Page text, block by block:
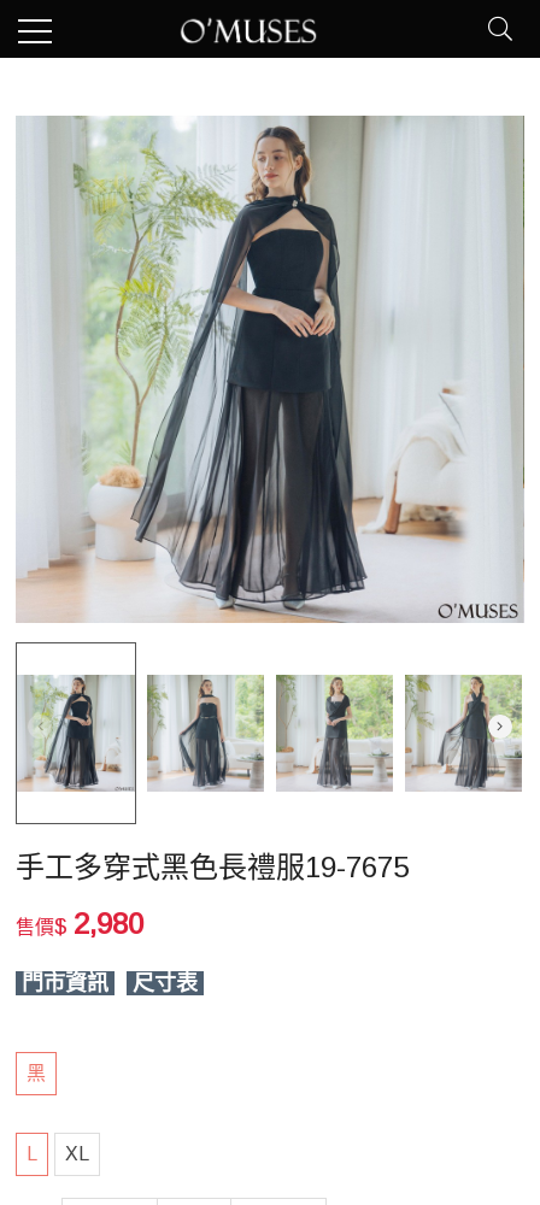
手工多穿式黑色長禮服19-7675
售價$ 2,980
門市資訊 尺寸表
黑
XL